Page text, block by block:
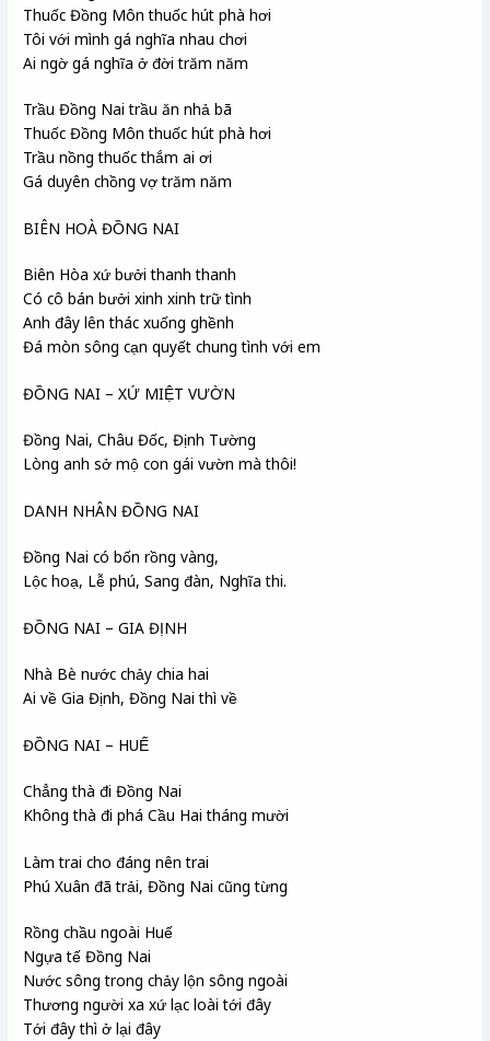
Thuốc Đồng Môn thuốc hút phà hơi
Tôi với mình gá nghĩa nhau chơi
Ai ngờ gá nghĩa ở đời trăm năm
Trầu Đồng Nai trầu ăn nhả bã
Thuốc Đồng Môn thuốc hút phà hơi
Trầu nồng thuốc thắm ai ơi
Gá duyên chồng vợ trăm năm
BIÊN HOÀ ĐỒNG NAI
Biên Hòa xứ bưởi thanh thanh
Có cô bán bưởi xinh xinh trữ tình
Anh đây lên thác xuống ghềnh
Đá mòn sông cạn quyết chung tình với em
ĐỒNG NAI – XỨ MIỆT VƯỜN
Đồng Nai, Châu Đốc, Định Tường
Lòng anh sở mộ con gái vườn mà thôi!
DANH NHÂN ĐỒNG NAI
Đồng Nai có bốn rồng vàng,
Lộc hoạ, Lễ phú, Sang đàn, Nghĩa thi.
ĐỒNG NAI – GIA ĐỊNH
Nhà Bè nước chảy chia hai
Ai về Gia Định, Đồng Nai thì về
ĐỒNG NAI – HUẾ
Chẳng thà đi Đồng Nai
Không thà đi phá Cầu Hai tháng mười
Làm trai cho đáng nên trai
Phú Xuân đã trải, Đồng Nai cũng từng
Rồng chầu ngoài Huế
Ngựa tế Đồng Nai
Nước sông trong chảy lộn sông ngoài
Thương người xa xứ lạc loài tới đây
Tới đây thì ở lại đây